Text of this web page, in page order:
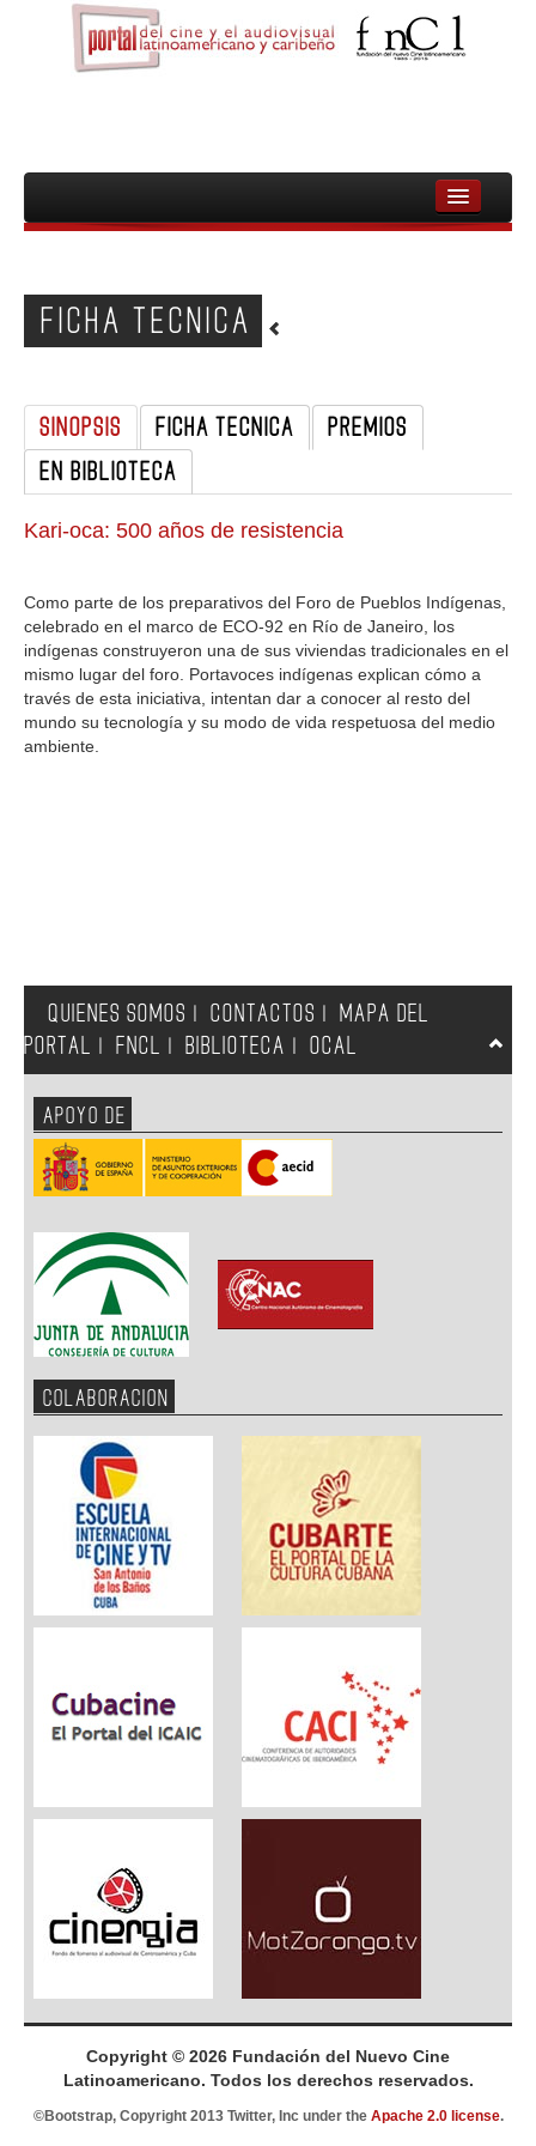
INICIO
PELICULAS
DOCUMENTALES
MUJERES
AUDIOVISUAL INDIGENA Y COMUNITARIO
FICHA TECNICA
SINOPSIS FICHA TECNICA
PREMIOS
EN BIBLIOTECA
Kari-oca: 500 años de resistencia
Como parte de los preparativos del Foro de Pueblos Indígenas,
celebrado en el marco de ECO-92 en Río de Janeiro, los
indígenas construyeron una de sus viviendas tradicionales en el
mismo lugar del foro. Portavoces indígenas explican cómo a
través de esta iniciativa, intentan dar a conocer al resto del
mundo su tecnología y su modo de vida respetuosa del medio
ambiente.
QUIENES SOMOS CONTACTOS
MAPA DEL
PORTAL
FNCL BIBLIOTECA OCAL
APOYO DE
COLABORACION
Copyright © 2026 Fundación del Nuevo Cine
Latinoamericano. Todos los derechos reservados.
©Bootstrap, Copyright 2013 Twitter, Inc under the Apache 2.0 license.